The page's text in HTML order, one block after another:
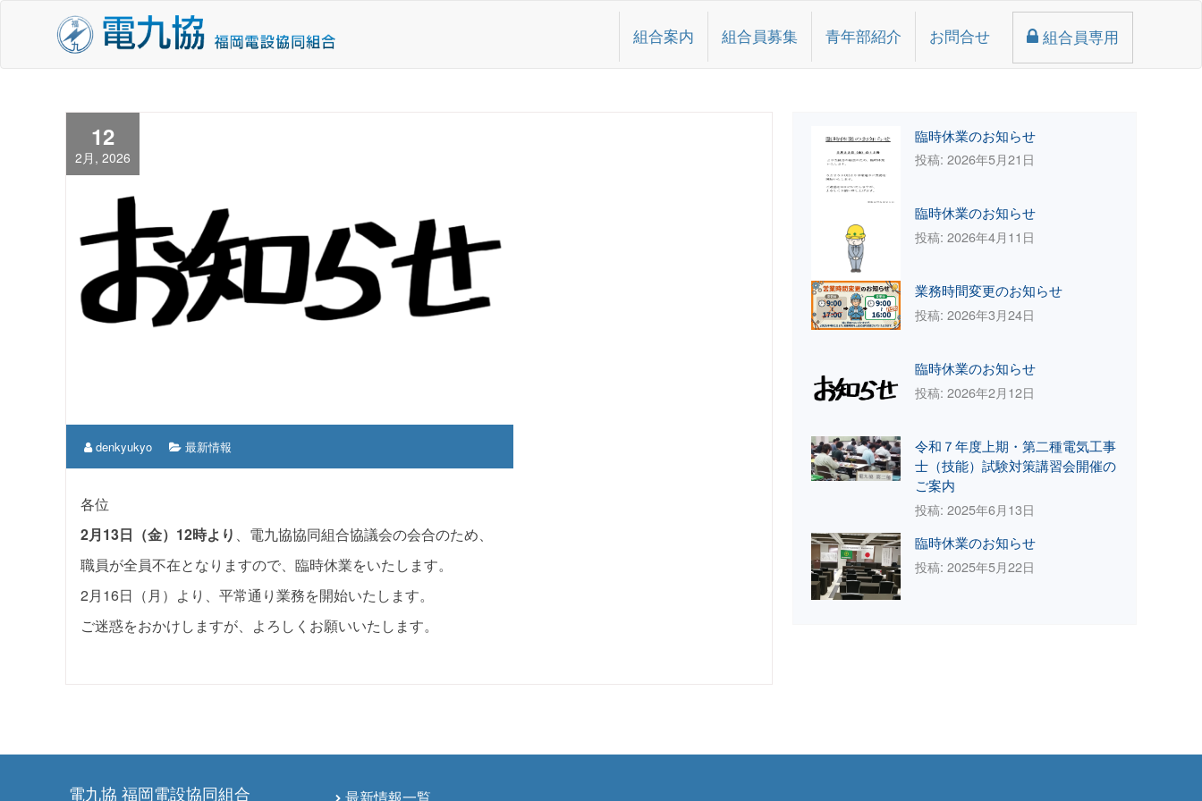
ン
組合案内 組合員募集 青年部紹介 お問合せ 組合員専用
12
2月, 2026
denkyukyo 最新情報
各位
2月13日（金）12時より 、電九協協同組合協議会の会合のため、
職員が全員不在となりますので、臨時休業をいたします。
2月16日（月）より、平常通り業務を開始いたします。
ご迷惑をおかけしますが、よろしくお願いいたします。
臨時休業のお知らせ
投稿: 2026年5月21日
臨時休業のお知らせ
投稿: 2026年4月11日
業務時間変更のお知らせ
投稿: 2026年3月24日
臨時休業のお知らせ
投稿: 2026年2月12日
令和７年度上期・第二種電気工事
士（技能）試験対策講習会開催の
ご案内
投稿: 2025年6月13日
臨時休業のお知らせ
投稿: 2025年5月22日
電九協 福岡電設協同組合